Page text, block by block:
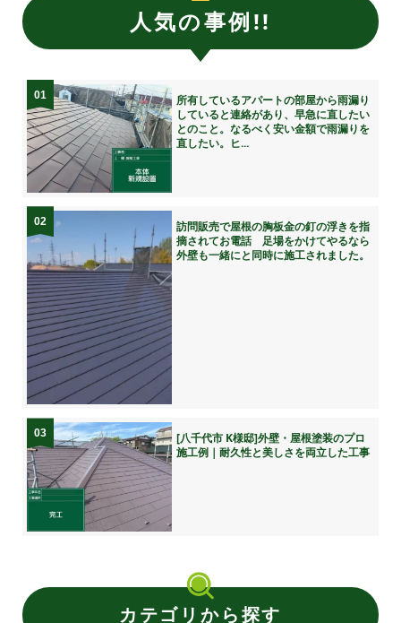
人気の事例!!
01
所有しているアパートの部屋から雨漏り
していると連絡があり、早急に直したい
とのこと。なるべく安い金額で雨漏りを
直したい。ヒ...
02
訪問販売で屋根の胸板金の釘の浮きを指
摘されてお電話 足場をかけてやるなら
外壁も一緒にと同時に施工されました。
03
[八千代市 K様邸]外壁・屋根塗装のプロ
施工例｜耐久性と美しさを両立した工事
カテゴリから探す